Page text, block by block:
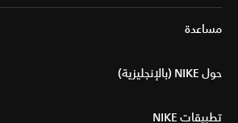
مساعدة
حول NIKE (بالإنجليزية)
تطبيقات NIKE